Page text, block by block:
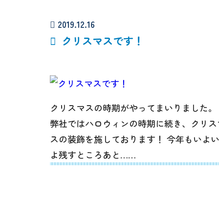
2019.12.16
クリスマスです！
クリスマスの時期がやってまいりました。
弊社ではハロウィンの時期に続き、クリ
スの装飾を施しております！ 今年もいよい
よ残すところあと……